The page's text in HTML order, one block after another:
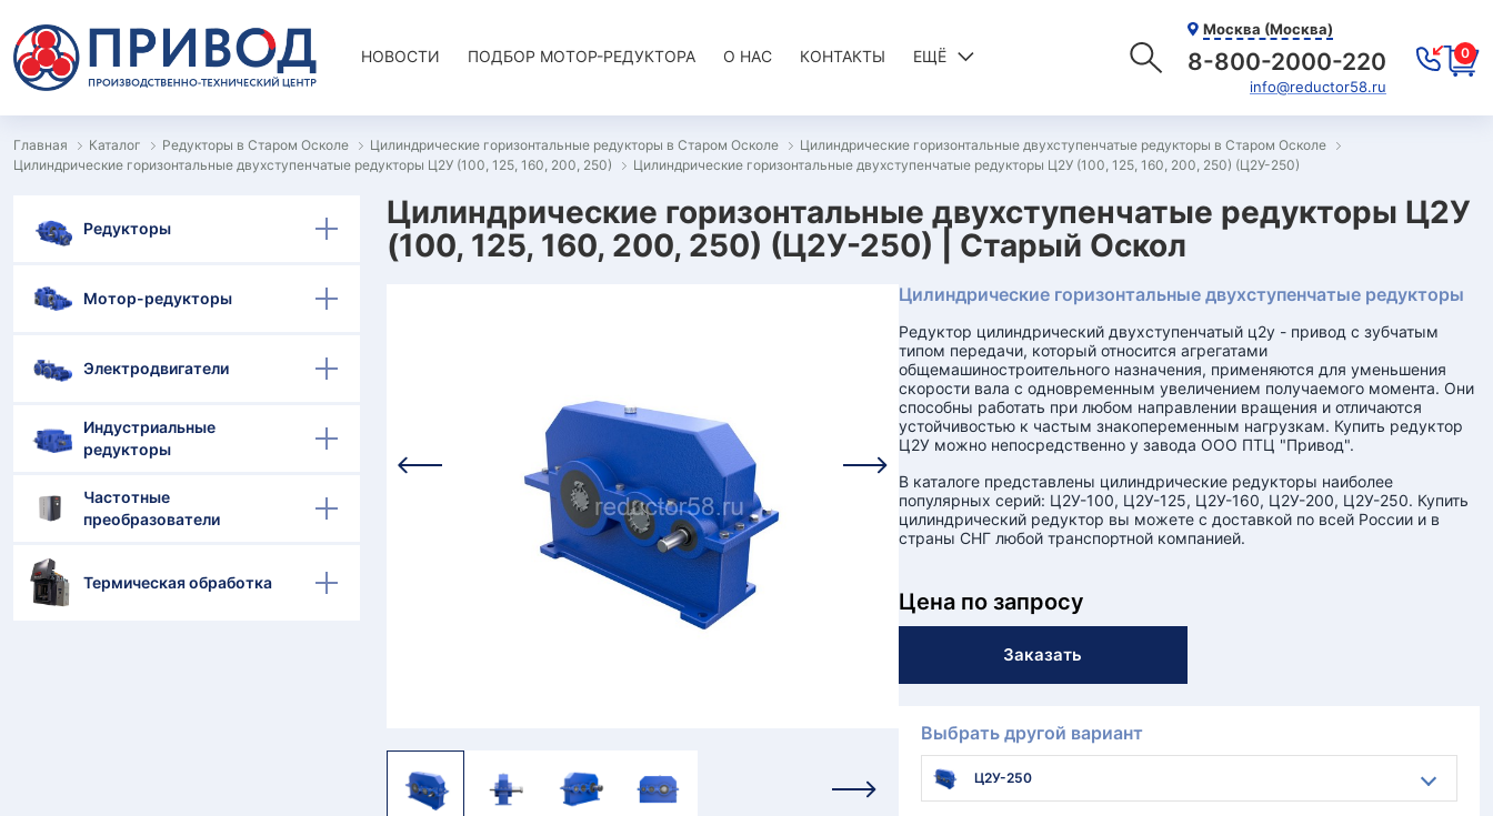
НОВОСТИ ПОДБОР МОТОР-РЕДУКТОРА О НАС КОНТАКТЫ ЕЩЁ
Москва (Москва)
8-800-2000-220
info@reductor58.ru
0
Главная Каталог Редукторы в Старом Осколе Цилиндрические горизонтальные редукторы в Старом Осколе
Цилиндрические горизонтальные двухступенчатые редукторы в Старом Осколе
Цилиндрические горизонтальные двухступенчатые редукторы Ц2У (100, 125, 160, 200, 250)
Цилиндрические горизонтальные двухступенчатые редукторы Ц2У (100, 125, 160, 200, 250) (Ц2У-250)
Редукторы
Мотор-редукторы
Электродвигатели
Индустриальные
редукторы
Частотные
преобразователи
Термическая обработка
Цилиндрические горизонтальные двухступенчатые редукторы Ц2У
(100, 125, 160, 200, 250) (Ц2У-250) | Старый Оскол
Цилиндрические горизонтальные двухступенчатые редукторы
Редуктор цилиндрический двухступенчатый ц2у - привод с зубчатым
типом передачи, который относится агрегатами
общемашиностроительного назначения, применяются для уменьшения
скорости вала с одновременным увеличением получаемого момента. Они
способны работать при любом направлении вращения и отличаются
устойчивостью к частым знакопеременным нагрузкам. Купить редуктор
Ц2У можно непосредственно у завода ООО ПТЦ "Привод".
В каталоге представлены цилиндрические редукторы наиболее
популярных серий: Ц2У-100, Ц2У-125, Ц2У-160, Ц2У-200, Ц2У-250. Купить
цилиндрический редуктор вы можете с доставкой по всей России и в
страны СНГ любой транспортной компанией.
Цена по запросу
Заказать
Выбрать другой вариант
Ц2У-250